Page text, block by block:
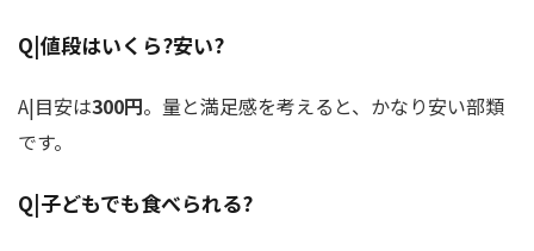
Q|値段はいくら?安い?
A|目安は300円。量と満足感を考えると、かなり安い部類
です。
Q|子どもでも食べられる?